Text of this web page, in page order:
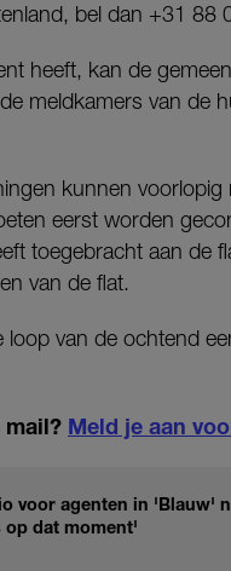
bel dan +31 88
heeft, kan de
meldkamers van de
kunnen
eerst worden
toegebracht aan de
van de flat.
van de ochtend
mail? Meld je aan
voor agenten in 'Blauw'
op dat moment'